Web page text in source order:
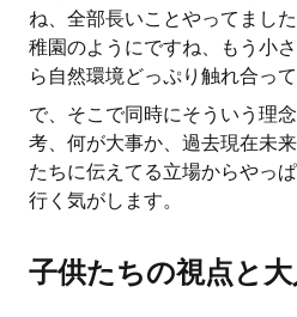
ね、全部長いことやってまし
稚園のようにですね、もう小
ら自然環境どっぷり触れ合っ
で、そこで同時にそういう理
考、何が大事か、過去現在未
たちに伝えてる立場からやっ
行く気がします。
子供たちの視点と